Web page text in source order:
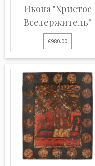
Икона "Христос
Вседержитель"
€980.00